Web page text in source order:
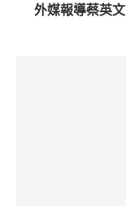
外媒報導蔡英